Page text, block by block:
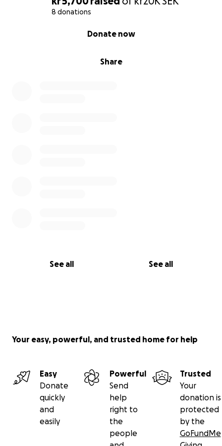
8 donations
Share
Donate now
See all See all
Your easy, powerful, and trusted home for help
Easy
Donate
quickly
and
easily
Powerful
Send
help
right to
the
people
Trusted
Your
donation is
protected
by the
GoFundMe